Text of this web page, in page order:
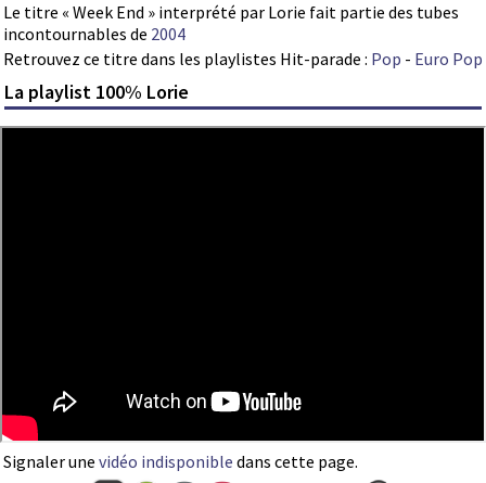
Le titre « Week End » interprété par Lorie fait partie des tubes
incontournables de 2004
Retrouvez ce titre dans les playlistes Hit-parade : Pop - Euro Pop
La playlist 100% Lorie
Signaler une vidéo indisponible dans cette page.